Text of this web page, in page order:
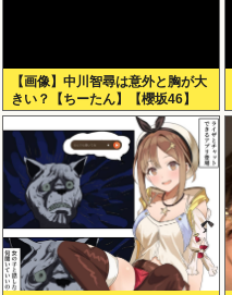
【画像】中川智尋は意外と胸が大
きい？【ちーたん】【櫻坂46】